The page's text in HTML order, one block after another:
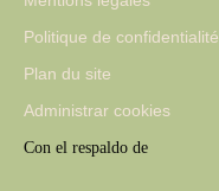
Politique de confidentialité
Plan du site
Administrar cookies
Con el respaldo de